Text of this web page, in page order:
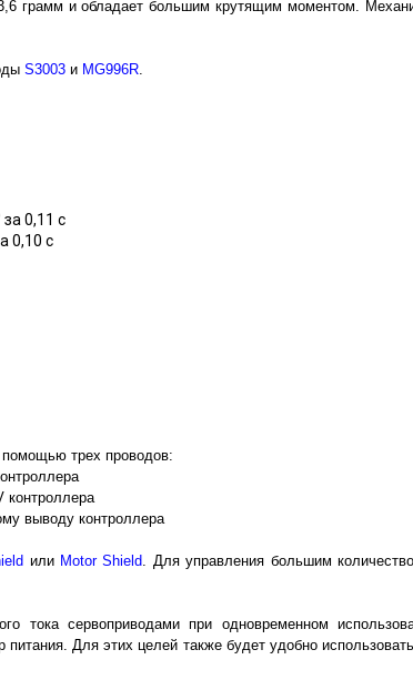
грамм и обладает большим крутящим моментом.
S3003 и MG996R.
0,11 с
0,10 с
трех проводов:
контроллера
выводу контроллера
или Motor Shield. Для управления большим
тока сервоприводами при одновременном
Для этих целей также будет удобно использовать